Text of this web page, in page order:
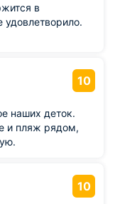
в
10
наших деток.
и пляж рядом,
10